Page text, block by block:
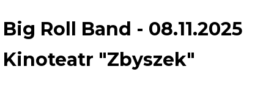
Big Roll Band - 08.11.2025
Kinoteatr "Zbyszek"